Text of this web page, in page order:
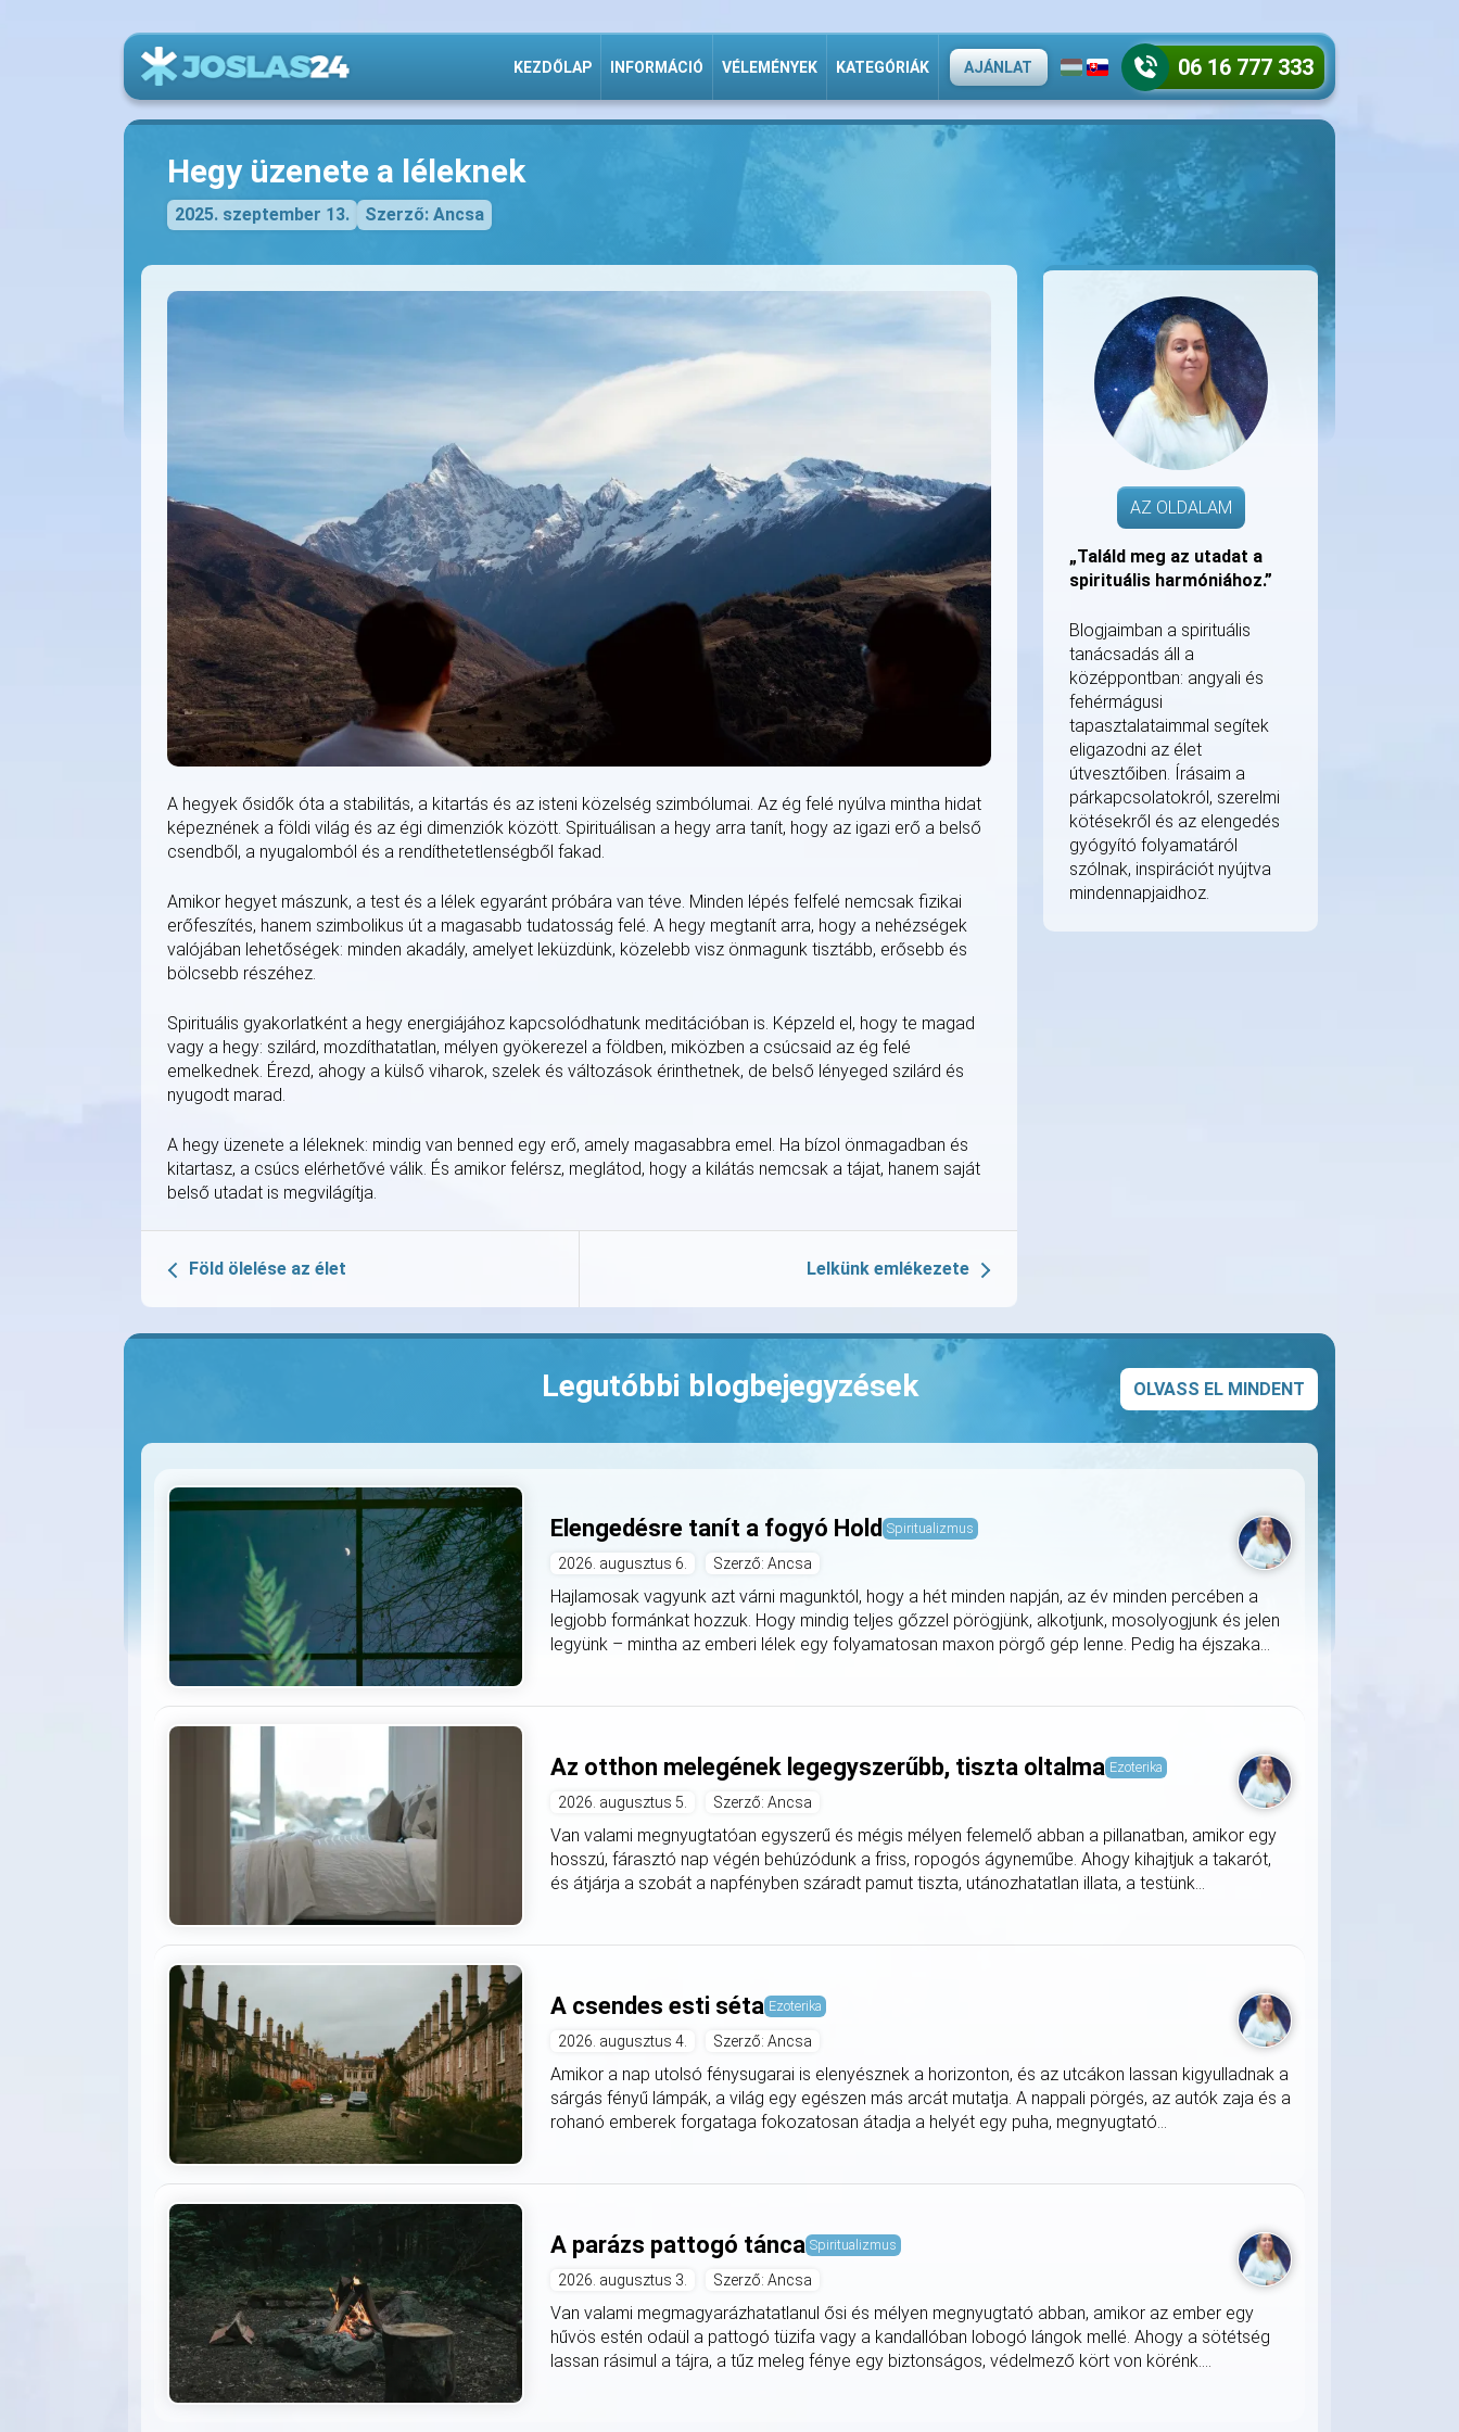
KEZDŐLAP INFORMÁCIÓ VÉLEMÉNYEK KATEGÓRIÁK AJÁNLAT 06 16 777 333
Hegy üzenete a léleknek
2025. szeptember 13. Szerző: Ancsa
A hegyek ősidők óta a stabilitás, a kitartás és az isteni közelség szimbólumai. Az ég felé nyúlva mintha hidat
képeznének a földi világ és az égi dimenziók között. Spirituálisan a hegy arra tanít, hogy az igazi erő a belső
csendből, a nyugalomból és a rendíthetetlenségből fakad.
Amikor hegyet mászunk, a test és a lélek egyaránt próbára van téve. Minden lépés felfelé nemcsak fizikai
erőfeszítés, hanem szimbolikus út a magasabb tudatosság felé. A hegy megtanít arra, hogy a nehézségek
valójában lehetőségek: minden akadály, amelyet leküzdünk, közelebb visz önmagunk tisztább, erősebb és
bölcsebb részéhez.
Spirituális gyakorlatként a hegy energiájához kapcsolódhatunk meditációban is. Képzeld el, hogy te magad
vagy a hegy: szilárd, mozdíthatatlan, mélyen gyökerezel a földben, miközben a csúcsaid az ég felé
emelkednek. Érezd, ahogy a külső viharok, szelek és változások érinthetnek, de belső lényeged szilárd és
nyugodt marad.
A hegy üzenete a léleknek: mindig van benned egy erő, amely magasabbra emel. Ha bízol önmagadban és
kitartasz, a csúcs elérhetővé válik. És amikor felérsz, meglátod, hogy a kilátás nemcsak a tájat, hanem saját
belső utadat is megvilágítja.
Föld ölelése az élet Lelkünk emlékezete
AZ OLDALAM
„Találd meg az utadat a
spirituális harmóniához.”
Blogjaimban a spirituális
tanácsadás áll a
középpontban: angyali és
fehérmágusi
tapasztalataimmal segítek
eligazodni az élet
útvesztőiben. Írásaim a
párkapcsolatokról, szerelmi
kötésekről és az elengedés
gyógyító folyamatáról
szólnak, inspirációt nyújtva
mindennapjaidhoz.
Legutóbbi blogbejegyzések OLVASS EL MINDENT
Elengedésre tanít a fogyó Hold Spiritualizmus
2026. augusztus 6. Szerző: Ancsa
Hajlamosak vagyunk azt várni magunktól, hogy a hét minden napján, az év minden percében a
legjobb formánkat hozzuk. Hogy mindig teljes gőzzel pörögjünk, alkotjunk, mosolyogjunk és jelen
legyünk – mintha az emberi lélek egy folyamatosan maxon pörgő gép lenne. Pedig ha éjszaka...
Az otthon melegének legegyszerűbb, tiszta oltalma Ezoterika
2026. augusztus 5. Szerző: Ancsa
Van valami megnyugtatóan egyszerű és mégis mélyen felemelő abban a pillanatban, amikor egy
hosszú, fárasztó nap végén behúzódunk a friss, ropogós ágyneműbe. Ahogy kihajtjuk a takarót,
és átjárja a szobát a napfényben száradt pamut tiszta, utánozhatatlan illata, a testünk...
A csendes esti séta Ezoterika
2026. augusztus 4. Szerző: Ancsa
Amikor a nap utolsó fénysugarai is elenyésznek a horizonton, és az utcákon lassan kigyulladnak a
sárgás fényű lámpák, a világ egy egészen más arcát mutatja. A nappali pörgés, az autók zaja és a
rohanó emberek forgataga fokozatosan átadja a helyét egy puha, megnyugtató...
A parázs pattogó tánca Spiritualizmus
2026. augusztus 3. Szerző: Ancsa
Van valami megmagyarázhatatlanul ősi és mélyen megnyugtató abban, amikor az ember egy
hűvös estén odaül a pattogó tüzifa vagy a kandallóban lobogó lángok mellé. Ahogy a sötétség
lassan rásimul a tájra, a tűz meleg fénye egy biztonságos, védelmező kört von körénk....